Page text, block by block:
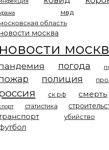
мвд
область
москва
новости
погода
полиция
ск рф смерть
статистика
убийство